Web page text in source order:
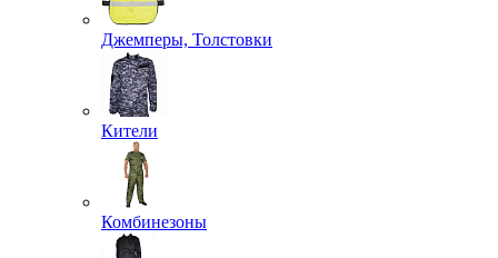
Джемперы, Толстовки
Кители
Комбинезоны